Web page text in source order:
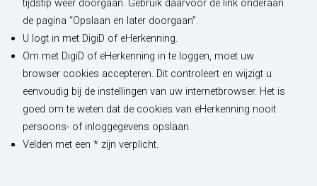
tijdstip weer doorgaan. Gebruik daarvoor de link onderaan
de pagina “Opslaan en later doorgaan”.
U logt in met DigiD of eHerkenning.
Om met DigiD of eHerkenning in te loggen, moet uw
browser cookies accepteren. Dit controleert en wijzigt u
eenvoudig bij de instellingen van uw internetbrowser. Het is
goed om te weten dat de cookies van eHerkenning nooit
persoons- of inloggegevens opslaan.
Velden met een * zijn verplicht.